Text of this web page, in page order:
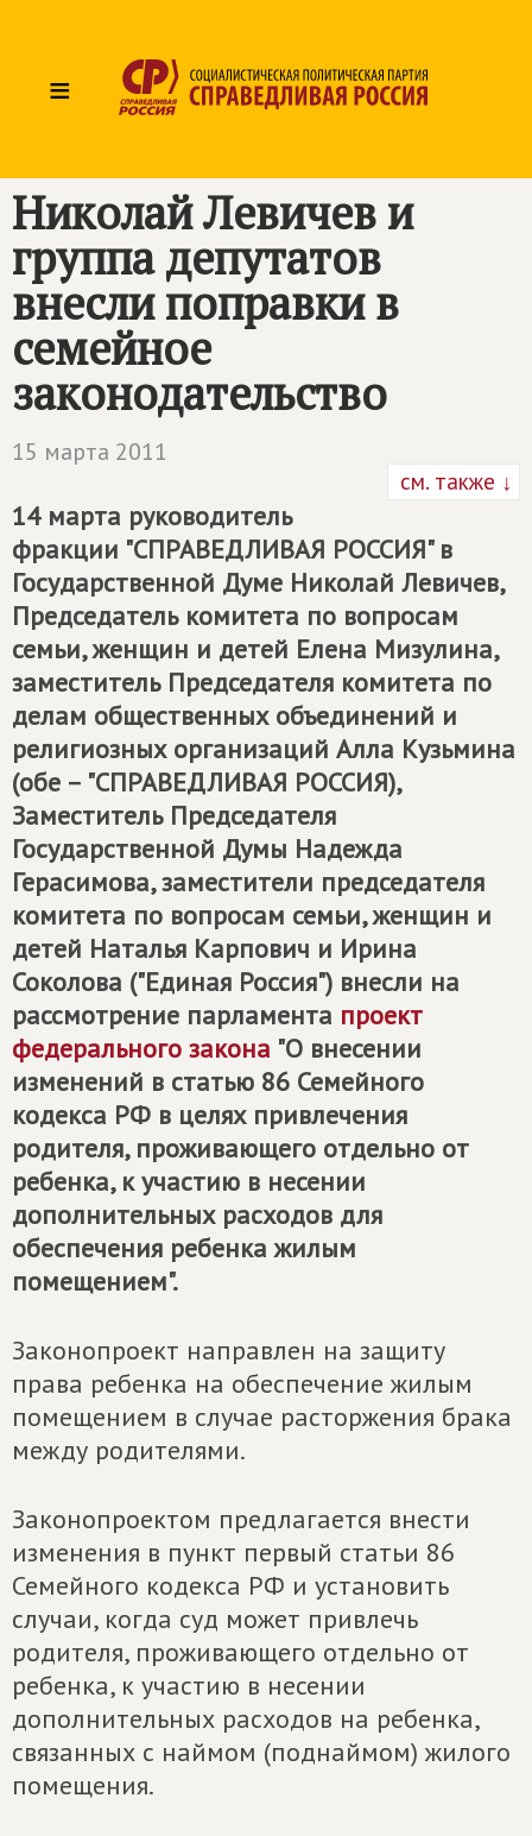
≡
Николай Левичев и
группа депутатов
внесли поправки в
семейное
законодательство
15 марта 2011
см. также ↓
14 марта руководитель
фракции "СПРАВЕДЛИВАЯ РОССИЯ" в
Государственной Думе Николай Левичев,
Председатель комитета по вопросам
семьи, женщин и детей Елена Мизулина,
заместитель Председателя комитета по
делам общественных объединений и
религиозных организаций Алла Кузьмина
(обе – "СПРАВЕДЛИВАЯ РОССИЯ),
Заместитель Председателя
Государственной Думы Надежда
Герасимова, заместители председателя
комитета по вопросам семьи, женщин и
детей Наталья Карпович и Ирина
Соколова ("Единая Россия") внесли на
рассмотрение парламента проект
федерального закона "О внесении
изменений в статью 86 Семейного
кодекса РФ в целях привлечения
родителя, проживающего отдельно от
ребенка, к участию в несении
дополнительных расходов для
обеспечения ребенка жилым
помещением".
Законопроект направлен на защиту
права ребенка на обеспечение жилым
помещением в случае расторжения брака
между родителями.
Законопроектом предлагается внести
изменения в пункт первый статьи 86
Семейного кодекса РФ и установить
случаи, когда суд может привлечь
родителя, проживающего отдельно от
ребенка, к участию в несении
дополнительных расходов на ребенка,
связанных с наймом (поднаймом) жилого
помещения.